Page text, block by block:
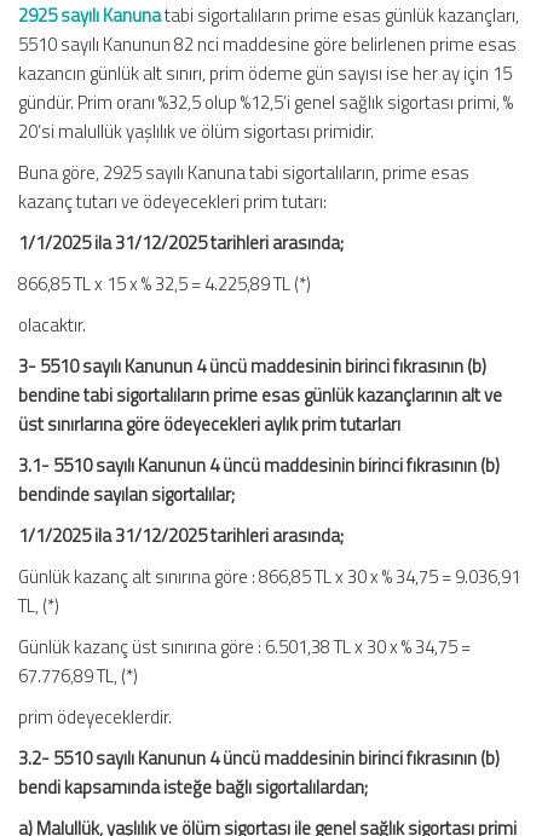
2925 sayılı Kanunatabi sigortalıların prime esas günlük kazançları,
5510 sayılı Kanunun 82 nci maddesine göre belirlenen prime esas
kazancın günlük alt sınırı, prim ödeme gün sayısı ise her ay için 15
gündür. Prim oranı %32,5 olup %12,5’i genel sağlık sigortası primi, %
20’si malullük yaşlılık ve ölüm sigortası primidir.
Buna göre, 2925 sayılı Kanuna tabi sigortalıların, prime esas
kazanç tutarı ve ödeyecekleri prim tutarı:
1/1/2025 ila 31/12/2025 tarihleri arasında;
866,85 TL x 15 x % 32,5 = 4.225,89 TL (*)
olacaktır.
3- 5510 sayılı Kanunun 4 üncü maddesinin birinci fıkrasının (b)
bendine tabi sigortalıların prime esas günlük kazançlarının alt ve
üst sınırlarına göre ödeyecekleri aylık prim tutarları
3.1- 5510 sayılı Kanunun 4 üncü maddesinin birinci fıkrasının (b)
bendinde sayılan sigortalılar;
1/1/2025 ila 31/12/2025 tarihleri arasında;
Günlük kazanç alt sınırına göre : 866,85 TL x 30 x % 34,75 = 9.036,91
TL, (*)
Günlük kazanç üst sınırına göre : 6.501,38 TL x 30 x % 34,75 =
67.776,89 TL, (*)
prim ödeyeceklerdir.
3.2- 5510 sayılı Kanunun 4 üncü maddesinin birinci fıkrasının (b)
bendi kapsamında isteğe bağlı sigortalılardan;
a) Malullük, yaşlılık ve ölüm sigortası ile genel sağlık sigortası primi